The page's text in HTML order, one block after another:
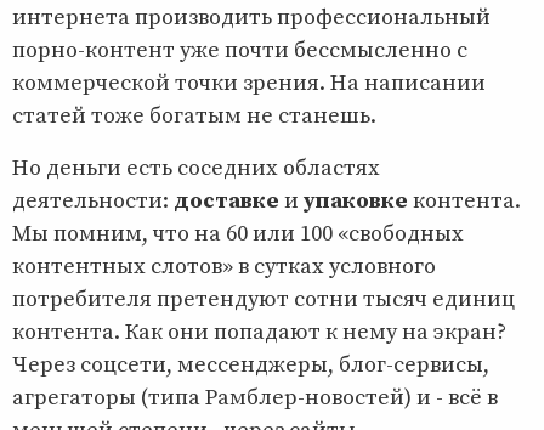
интернета производить профессиональный
порно-контент уже почти бессмысленно с
коммерческой точки зрения. На написании
статей тоже богатым не станешь.
Но деньги есть соседних областях
деятельности: доставке и упаковке контента.
Мы помним, что на 60 или 100 «свободных
контентных слотов» в сутках условного
потребителя претендуют сотни тысяч единиц
контента. Как они попадают к нему на экран?
Через соцсети, мессенджеры, блог-сервисы,
агрегаторы (типа Рамблер-новостей) и - всё в